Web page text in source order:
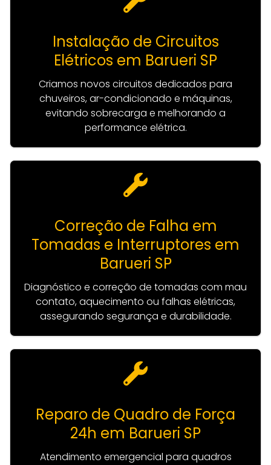
Instalação de Circuitos
Elétricos em Barueri SP
Criamos novos circuitos dedicados para
chuveiros, ar-condicionado e máquinas,
evitando sobrecarga e melhorando a
performance elétrica.
Correção de Falha em
Tomadas e Interruptores em
Barueri SP
Diagnóstico e correção de tomadas com mau
contato, aquecimento ou falhas elétricas,
assegurando segurança e durabilidade.
Reparo de Quadro de Força
24h em Barueri SP
Atendimento emergencial para quadros